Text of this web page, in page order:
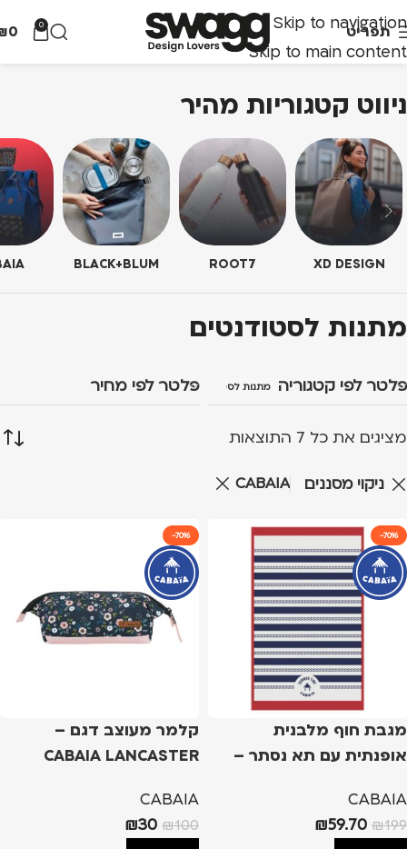
Skip to navigation
Skip to main content
תפריט 0
0
ניווט קטגוריות מהיר
XD DESIGN
ROOT7
BLACK+BLUM
מתנות לסטודנטים
פלטר לפי קטגוריה מתנות לסטודנטיםפלטר לפי מחיר
מציגים את כל ⁦7⁩ התוצאות
ניקוי מסננים CABAIA
-70%
מגבת חוף מלבנית
אופנתית עם תא נסתר –
CABAIA
₪199
₪59.70
-70%
קלמר מעוצב דגם –
CABAIA LANCASTER
CABAIA
₪100
₪30